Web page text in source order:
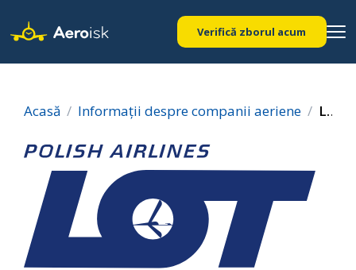
Verifică zborul acum
Acasă Informații despre companii aeriene LOT Polish Airlines